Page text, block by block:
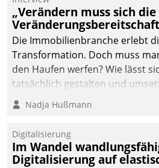
profitieren: Die nahtlose
Integration der Lösungen
von AktivBo und
Datatrain ermöglicht
automatisiert ausgelöste,
zielgerichtete
Mieterbefragungen – eine
starke Grundlage für
intelligente,
datengestützte
Entscheidungen.
„Verändern muss sich die
Die Immobilienbranche erlebt
Transformation. Doch muss
den Haufen werfen? Wie lässt
tatsächlich gestalten und
Argumente zählen wirklich?
Nadja Hußmann
Digitalisierung
Im Wandel
Digitalisierung auf